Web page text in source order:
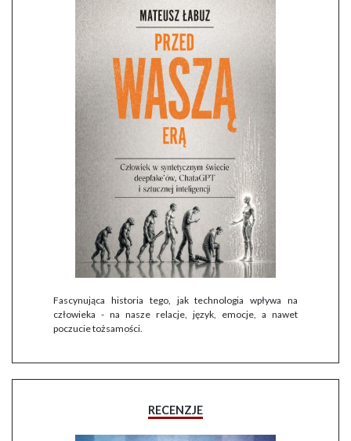
Fascynująca historia tego, jak technologia wpływa na
człowieka - na nasze relacje, język, emocje, a nawet
poczucie tożsamości.
RECENZJE